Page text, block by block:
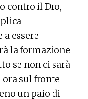
contro il Dro,
essere
la formazione
se non ci sarà
sul fronte
un paio di